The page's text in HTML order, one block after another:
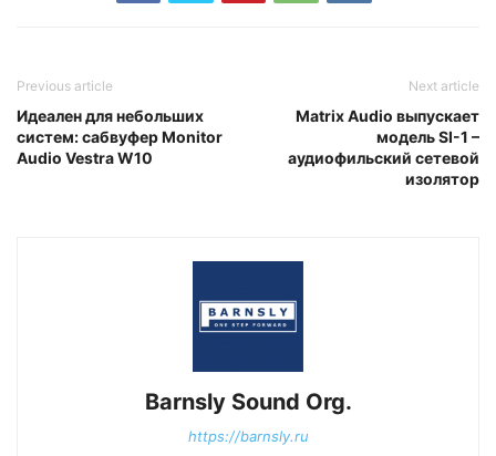
Previous article
Идеален для небольших
систем: сабвуфер Monitor
Audio Vestra W10
Next article
Matrix Audio выпускает
модель SI-1 –
аудиофильский сетевой
изолятор
Barnsly Sound Org.
https://barnsly.ru